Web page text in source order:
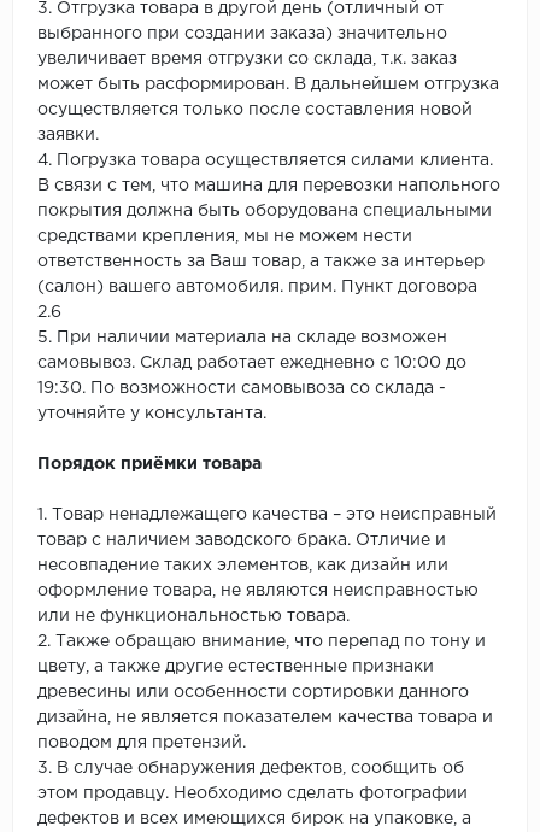
3. Отгрузка товара в другой день (отличный от
выбранного при создании заказа) значительно
увеличивает время отгрузки со склада, т.к. заказ
может быть расформирован. В дальнейшем отгрузка
осуществляется только после составления новой
заявки.
4. Погрузка товара осуществляется силами клиента.
В связи с тем, что машина для перевозки напольного
покрытия должна быть оборудована специальными
средствами крепления, мы не можем нести
ответственность за Ваш товар, а также за интерьер
(салон) вашего автомобиля. прим. Пункт договора
2.6
5. При наличии материала на складе возможен
самовывоз. Склад работает ежедневно с 10:00 до
19:30. По возможности самовывоза со склада -
уточняйте у консультанта.
Порядок приёмки товара
1. Товар ненадлежащего качества – это неисправный
товар с наличием заводского брака. Отличие и
несовпадение таких элементов, как дизайн или
оформление товара, не являются неисправностью
или не функциональностью товара.
2. Также обращаю внимание, что перепад по тону и
цвету, а также другие естественные признаки
древесины или особенности сортировки данного
дизайна, не является показателем качества товара и
поводом для претензий.
3. В случае обнаружения дефектов, сообщить об
этом продавцу. Необходимо сделать фотографии
дефектов и всех имеющихся бирок на упаковке, а